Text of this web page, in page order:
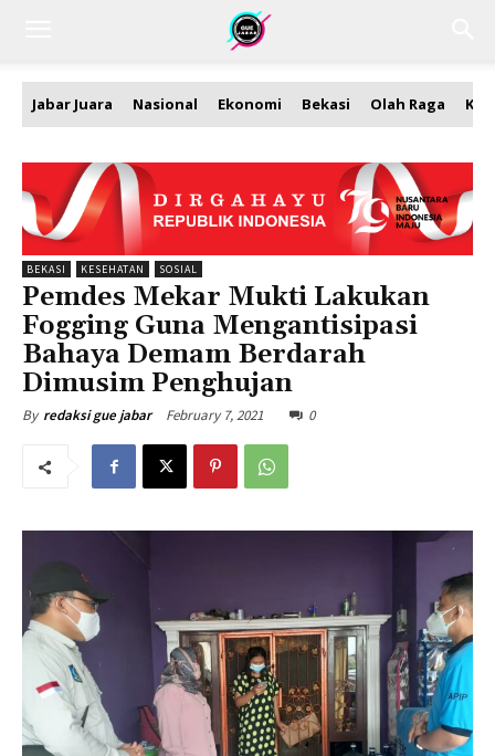
Jabar Juara Nasional Ekonomi Bekasi Olah Raga
BEKASI KESEHATAN SOSIAL
Pemdes Mekar Mukti Lakukan
Fogging Guna Mengantisipasi
Bahaya Demam Berdarah
Dimusim Penghujan
By redaksi gue jabar February 7, 2021 0